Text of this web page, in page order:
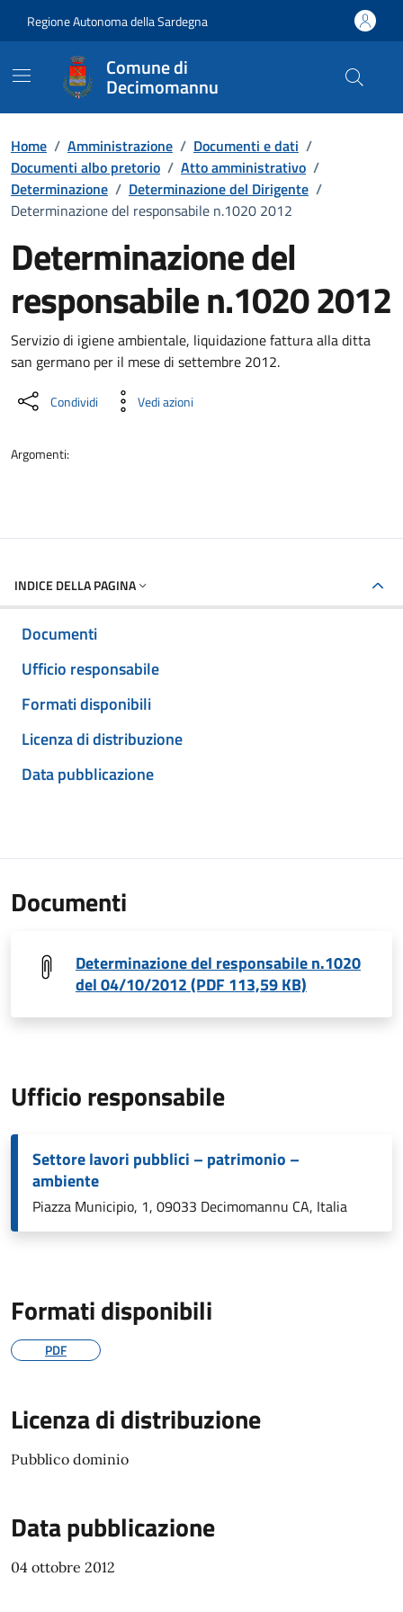
Regione Autonoma della Sardegna
Comune di
Decimomannu
Home / Amministrazione / Documenti e dati /
Documenti albo pretorio / Atto amministrativo /
Determinazione / Determinazione del Dirigente /
Determinazione del responsabile n.1020 2012
Determinazione del
responsabile n.1020 2012
Dettaglio del documento
Servizio di igiene ambientale, liquidazione fattura alla ditta
san germano per il mese di settembre 2012.
Condividi Vedi azioni
Argomenti:
INDICE DELLA PAGINA
Documenti
Ufficio responsabile
Formati disponibili
Licenza di distribuzione
Data pubblicazione
Documenti
Determinazione del responsabile n.1020
del 04/10/2012 (PDF 113,59 KB)
Ufficio responsabile
Settore lavori pubblici – patrimonio –
ambiente
Piazza Municipio, 1, 09033 Decimomannu CA, Italia
Formati disponibili
PDF
Licenza di distribuzione
Pubblico dominio
Data pubblicazione
04 ottobre 2012